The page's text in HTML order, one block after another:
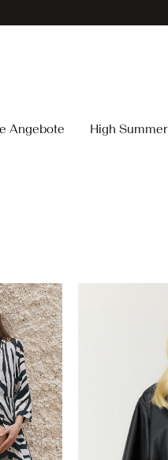
Angebote High Summer